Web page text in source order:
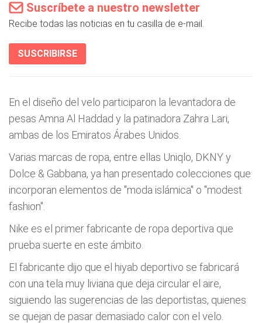
Suscríbete a nuestro newsletter
Recibe todas las noticias en tu casilla de e-mail.
SUSCRIBIRSE
En el diseño del velo participaron la levantadora de
pesas Amna Al Haddad y la patinadora Zahra Lari,
ambas de los Emiratos Árabes Unidos.
Varias marcas de ropa, entre ellas Uniqlo, DKNY y
Dolce & Gabbana, ya han presentado colecciones que
incorporan elementos de "moda islámica" o "modest
fashion".
Nike es el primer fabricante de ropa deportiva que
prueba suerte en este ámbito.
El fabricante dijo que el hiyab deportivo se fabricará
con una tela muy liviana que deja circular el aire,
siguiendo las sugerencias de las deportistas, quienes
se quejan de pasar demasiado calor con el velo.